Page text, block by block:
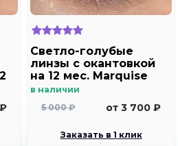
Светло-голубые
линзы c окантовкой
на 12 мес. Marquise
Rumeisa blue
в наличии
5 000 ₽
от 3 700 ₽
Заказать в 1 клик